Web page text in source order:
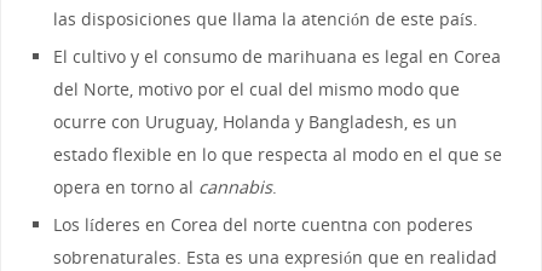
las disposiciones que llama la atención de este país.
El cultivo y el consumo de marihuana es legal en Corea
del Norte, motivo por el cual del mismo modo que
ocurre con Uruguay, Holanda y Bangladesh, es un
estado flexible en lo que respecta al modo en el que se
opera en torno al cannabis.
Los líderes en Corea del norte cuentna con poderes
sobrenaturales. Esta es una expresión que en realidad